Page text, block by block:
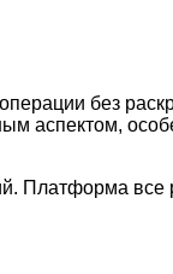
без
аспектом,
Платформа